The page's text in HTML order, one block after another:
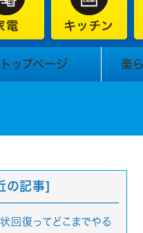
トップページ 楽
の記事]
回復ってどこまでやる